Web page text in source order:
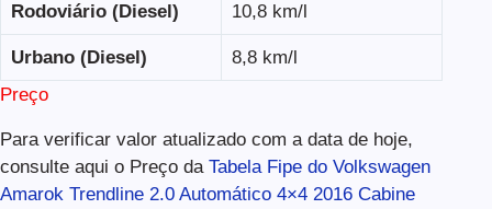
Rodoviário (Diesel) 10,8 km/l
Urbano (Diesel)
8,8 km/l
Preço
Para verificar valor atualizado com a data de hoje,
consulte aqui o Preço da Tabela Fipe do Volkswagen
Amarok Trendline 2.0 Automático 4×4 2016 Cabine